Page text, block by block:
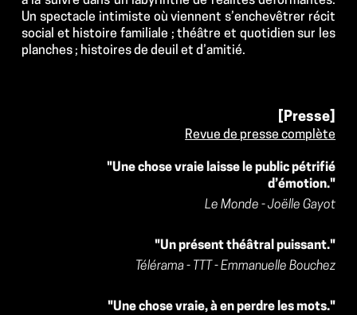
Un spectacle intimiste où viennent s’enchevêtrer récit
social et histoire familiale ; théâtre et quotidien sur les
planches ; histoires de deuil et d’amitié.
[Presse]
Revue de presse complète
"Une chose vraie laisse le public pétrifié
d’émotion."
Le Monde - Joëlle Gayot
"Un présent théâtral puissant."
Télérama - TTT - Emmanuelle Bouchez
"Une chose vraie, à en perdre les mots."